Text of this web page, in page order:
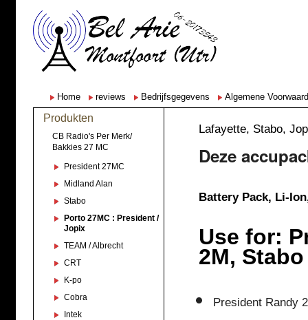
Home reviews Bedrijfsgegevens Algemene
Produkten
CB Radio's Per Merk/
Bakkies 27 MC
President 27MC
Midland Alan
Stabo
Porto 27MC : President /
Jopix
TEAM / Albrecht
CRT
K-po
Cobra
Intek
Lafayette, Stabo,
Deze
Battery Pack, Li-
Use for:
2M,
President Randy